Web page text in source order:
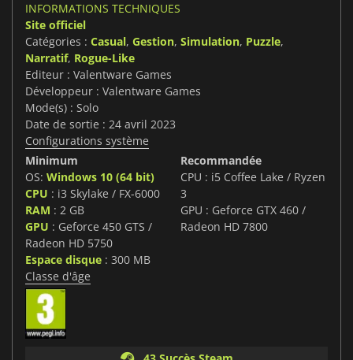
INFORMATIONS TECHNIQUES
Site officiel
Catégories : Casual, Gestion, Simulation, Puzzle,
Narratif, Rogue-Like
Editeur : Valentware Games
Développeur : Valentware Games
Mode(s) : Solo
Date de sortie : 24 avril 2023
Configurations système
Minimum
OS: Windows 10 (64 bit)
CPU : i3 Skylake / FX-6000
RAM : 2 GB
GPU : Geforce 450 GTS /
Radeon HD 5750
Espace disque : 300 MB
Recommandée
CPU : i5 Coffee Lake / Ryzen
3
GPU : Geforce GTX 460 /
Radeon HD 7800
Classe d'âge